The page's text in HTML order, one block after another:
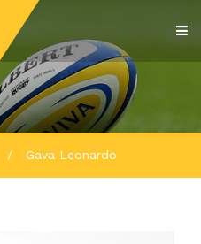
/ Gava Leonardo